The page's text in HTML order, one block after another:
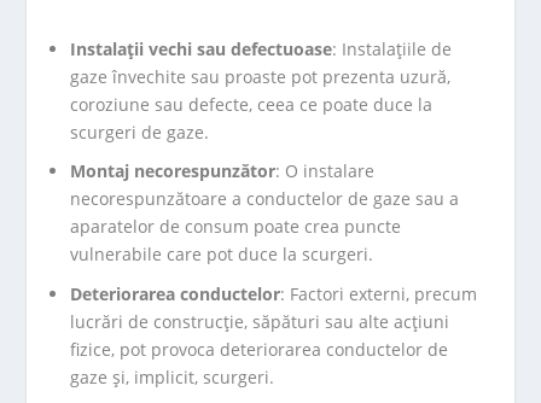
Instalații vechi sau defectuoase: Instalațiile de
gaze învechite sau proaste pot prezenta uzură,
coroziune sau defecte, ceea ce poate duce la
scurgeri de gaze.
Montaj necorespunzător: O instalare
necorespunzătoare a conductelor de gaze sau a
aparatelor de consum poate crea puncte
vulnerabile care pot duce la scurgeri.
Deteriorarea conductelor: Factori externi, precum
lucrări de construcție, săpături sau alte acțiuni
fizice, pot provoca deteriorarea conductelor de
gaze și, implicit, scurgeri.